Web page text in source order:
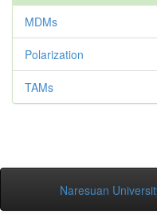
MDMs
Polarization
TAMs
Naresuan